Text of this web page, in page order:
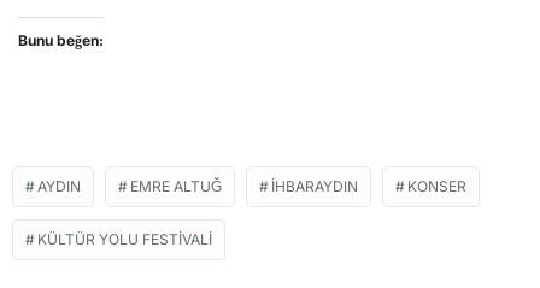
Bunu beğen:
AYDIN EMRE ALTUĞ IHBARAYDIN KONSER
KÜLTÜR YOLU FESTIVALI